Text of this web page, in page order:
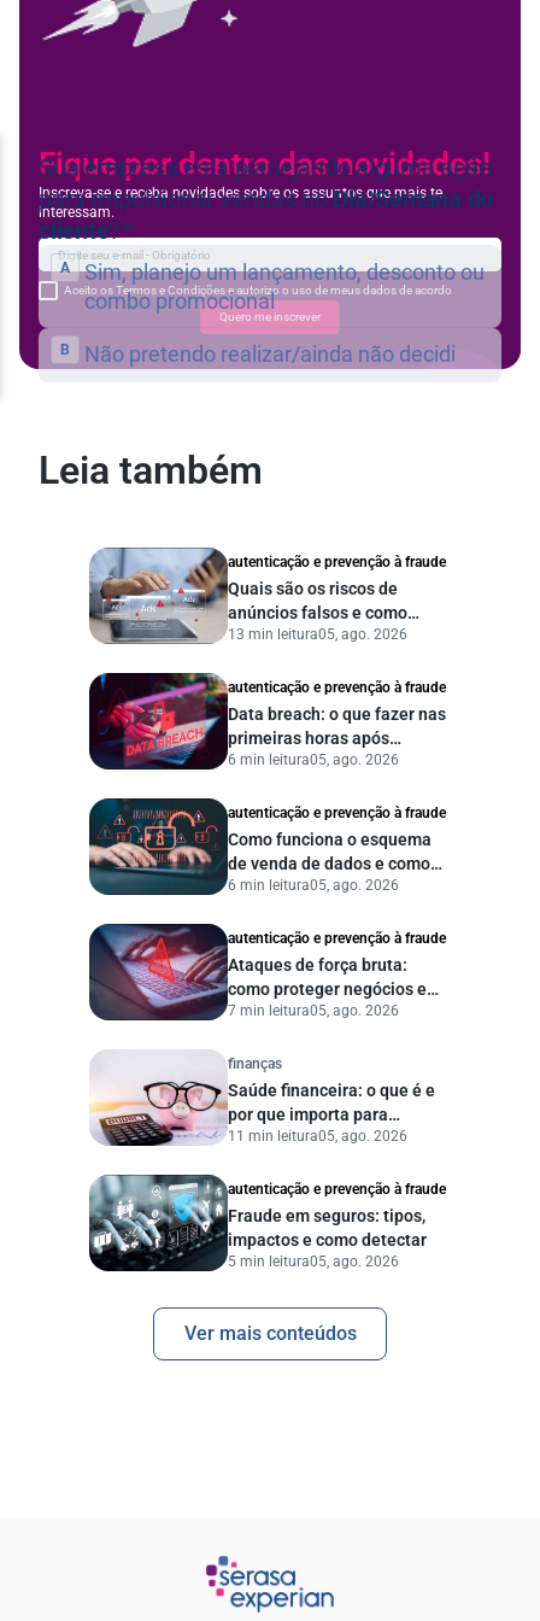
Fique por dentro das novidades!
Inscreva-se e receba novidades sobre os assuntos que mais te
interessam.
Aceito os Termos e Condições e autorizo o uso de meus dados de acordo
Quero me inscrever
Leia também
autenticação e prevenção à fraude
Quais são os riscos de
anúncios falsos e como
proteger seu negócio?
13 min leitura05, ago. 2026
autenticação e prevenção à fraude
Data breach: o que fazer nas
primeiras horas após
vazamento de dados?
6 min leitura05, ago. 2026
autenticação e prevenção à fraude
Como funciona o esquema
de venda de dados e como
proteger sua empresa?
6 min leitura05, ago. 2026
autenticação e prevenção à fraude
Ataques de força bruta:
como proteger negócios e
dados digitais
7 min leitura05, ago. 2026
finanças
Saúde financeira: o que é e
por que importa para
pessoas e empresas?
11 min leitura05, ago. 2026
autenticação e prevenção à fraude
Fraude em seguros: tipos,
impactos e como detectar
5 min leitura05, ago. 2026
Ver mais conteúdos